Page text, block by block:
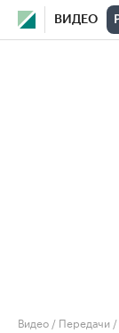
ВИДЕО
Видео / Передачи /